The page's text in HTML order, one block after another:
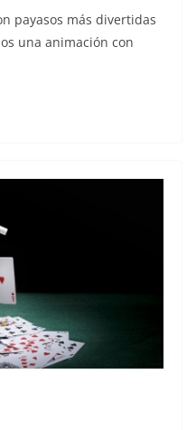
payasos más divertidas
una animación con